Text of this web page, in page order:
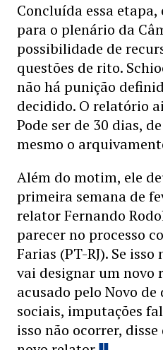
Concluída essa etapa,
para o plenário da
possibilidade de
questões de rito.
não há punição
decidido. O relatório
Pode ser de 30 dias,
mesmo o
Além do motim, ele
primeira semana de
relator Fernando
parecer no processo
Farias (PT-RJ). Se
vai designar um novo
acusado pelo Novo
sociais, imputações
isso não ocorrer,